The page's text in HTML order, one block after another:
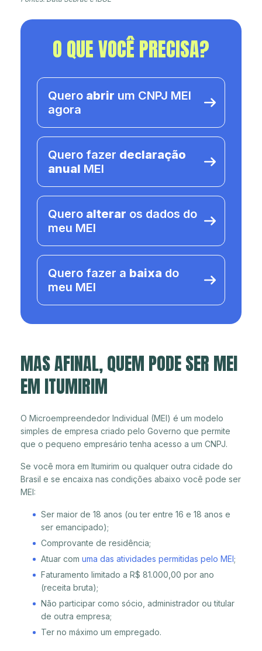
O QUE VOCÊ PRECISA?
Quero abrir um CNPJ MEI
agora
Quero fazer declaração
anual MEI
Quero alterar os dados do
meu MEI
Quero fazer a baixa do
meu MEI
MAS AFINAL, QUEM PODE SER MEI
EM ITUMIRIM
O Microempreendedor Individual (MEI) é um modelo
simples de empresa criado pelo Governo que permite
que o pequeno empresário tenha acesso a um CNPJ.
Se você mora em Itumirim ou qualquer outra cidade do
Brasil e se encaixa nas condições abaixo você pode ser
MEI:
Ser maior de 18 anos (ou ter entre 16 e 18 anos e
ser emancipado);
Comprovante de residência;
Atuar com uma das atividades permitidas pelo MEI;
Faturamento limitado a R$ 81.000,00 por ano
(receita bruta);
Não participar como sócio, administrador ou titular
de outra empresa;
Ter no máximo um empregado.